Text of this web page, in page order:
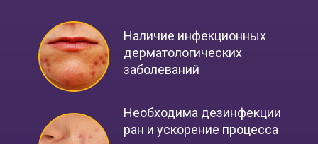
Наличие инфекционных
дерматологических
заболеваний
Необходима дезинфекции
ран и ускорение процесса